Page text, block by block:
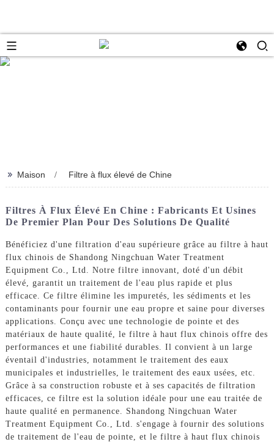
>> Maison Filtre à flux élevé de Chine
Filtres À Flux Élevé En Chine : Fabricants Et Usines
De Premier Plan Pour Des Solutions De Qualité
Bénéficiez d'une filtration d'eau supérieure grâce au filtre à haut
flux chinois de Shandong Ningchuan Water Treatment
Equipment Co., Ltd. Notre filtre innovant, doté d'un débit
élevé, garantit un traitement de l'eau plus rapide et plus
efficace. Ce filtre élimine les impuretés, les sédiments et les
contaminants pour fournir une eau propre et saine pour diverses
applications. Conçu avec une technologie de pointe et des
matériaux de haute qualité, le filtre à haut flux chinois offre des
performances et une fiabilité durables. Il convient à un large
éventail d'industries, notamment le traitement des eaux
municipales et industrielles, le traitement des eaux usées, etc.
Grâce à sa construction robuste et à ses capacités de filtration
efficaces, ce filtre est la solution idéale pour une eau traitée de
haute qualité en permanence. Shandong Ningchuan Water
Treatment Equipment Co., Ltd. s'engage à fournir des solutions
de traitement de l'eau de pointe, et le filtre à haut flux chinois